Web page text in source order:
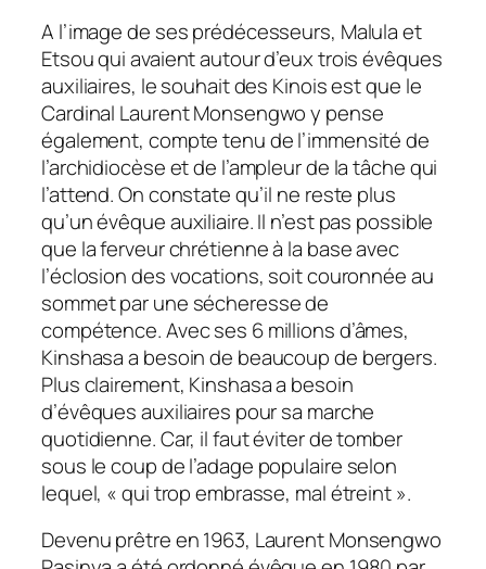
A l’image de ses prédécesseurs, Malula et
Etsou qui avaient autour d’eux trois évêques
auxiliaires, le souhait des Kinois est que le
Cardinal Laurent Monsengwo y pense
également, compte tenu de l’immensité de
l’archidiocèse et de l’ampleur de la tâche qui
l’attend. On constate qu’il ne reste plus
qu’un évêque auxiliaire. Il n’est pas possible
que la ferveur chrétienne à la base avec
l’éclosion des vocations, soit couronnée au
sommet par une sécheresse de
compétence. Avec ses 6 millions d’âmes,
Kinshasa a besoin de beaucoup de bergers.
Plus clairement, Kinshasa a besoin
d’évêques auxiliaires pour sa marche
quotidienne. Car, il faut éviter de tomber
sous le coup de l’adage populaire selon
lequel, « qui trop embrasse, mal étreint ».
Devenu prêtre en 1963, Laurent Monsengwo